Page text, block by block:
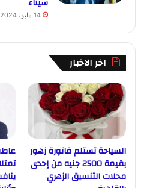
14 مايو، 2024
اخر الاخبار
السياحة تستلم فاتورة زهور
بقيمة 2500 جنيه من إحدى
محلات التنسيق الزهري